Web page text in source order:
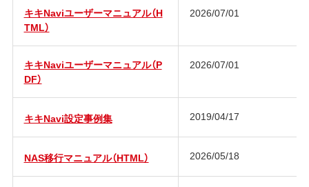
キキNaviユーザーマニュアル（H
TML）
2026/07/01
キキNaviユーザーマニュアル（P
DF）
2026/07/01
キキNavi設定事例集 2019/04/17
NAS移行マニュアル（HTML） 2026/05/18